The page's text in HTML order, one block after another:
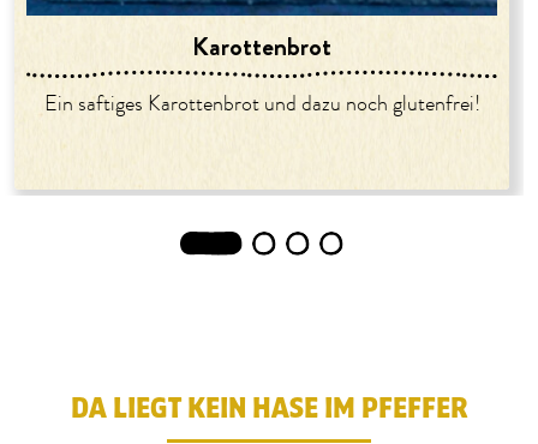
Karottenbrot
Ein saftiges Karottenbrot und dazu noch glutenfrei!
2 3 4
DA LIEGT KEIN HASE IM PFEFFER